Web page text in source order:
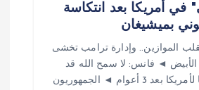
أمريكا بعد انتكاسة
بميشيغان
الموازين.. وإدارة ترامب تخشى
◄ فانس: لا سمح الله قد
يصبح السيد رئيسا لأمريكا بعد 3 أعوام ◄ الجمهوريون